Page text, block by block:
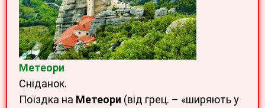
Метеори
Сніданок.
Поїздка на Метеори (від грец. – «ширяють у